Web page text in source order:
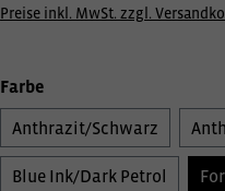
Preise inkl. MwSt. zzgl.
Farbe
Anthrazit/Schwarz
Blue Ink/Dark Petrol